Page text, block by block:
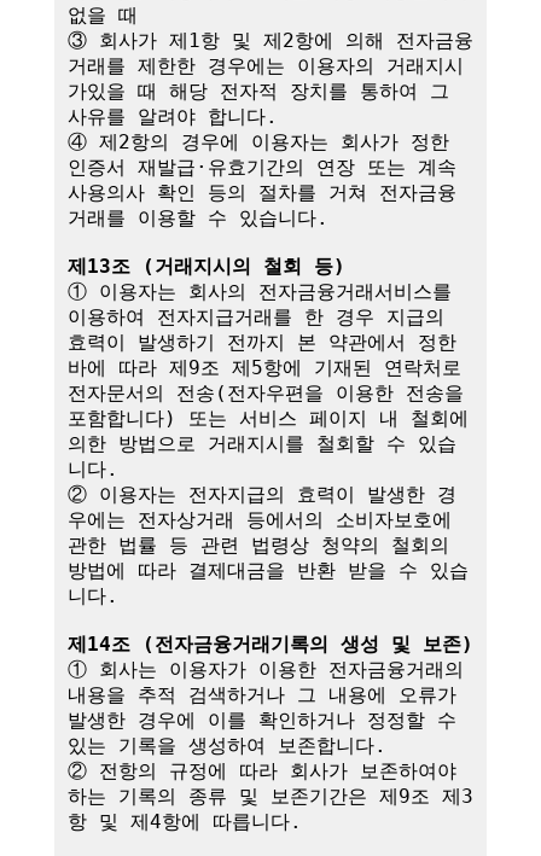
없을 때
③ 회사가 제1항 및 제2항에 의해 전자금융
거래를 제한한 경우에는 이용자의 거래지시
가있을 때 해당 전자적 장치를 통하여 그
사유를 알려야 합니다.
④ 제2항의 경우에 이용자는 회사가 정한
인증서 재발급·유효기간의 연장 또는 계속
사용의사 확인 등의 절차를 거쳐 전자금융
거래를 이용할 수 있습니다.
제13조 (거래지시의 철회 등)
① 이용자는 회사의 전자금융거래서비스를
이용하여 전자지급거래를 한 경우 지급의
효력이 발생하기 전까지 본 약관에서 정한
바에 따라 제9조 제5항에 기재된 연락처로
전자문서의 전송(전자우편을 이용한 전송을
포함합니다) 또는 서비스 페이지 내 철회에
의한 방법으로 거래지시를 철회할 수 있습
니다.
② 이용자는 전자지급의 효력이 발생한 경
우에는 전자상거래 등에서의 소비자보호에
관한 법률 등 관련 법령상 청약의 철회의
방법에 따라 결제대금을 반환 받을 수 있습
니다.
제14조 (전자금융거래기록의 생성 및 보존)
① 회사는 이용자가 이용한 전자금융거래의
내용을 추적 검색하거나 그 내용에 오류가
발생한 경우에 이를 확인하거나 정정할 수
있는 기록을 생성하여 보존합니다.
② 전항의 규정에 따라 회사가 보존하여야
하는 기록의 종류 및 보존기간은 제9조 제3
항 및 제4항에 따릅니다.